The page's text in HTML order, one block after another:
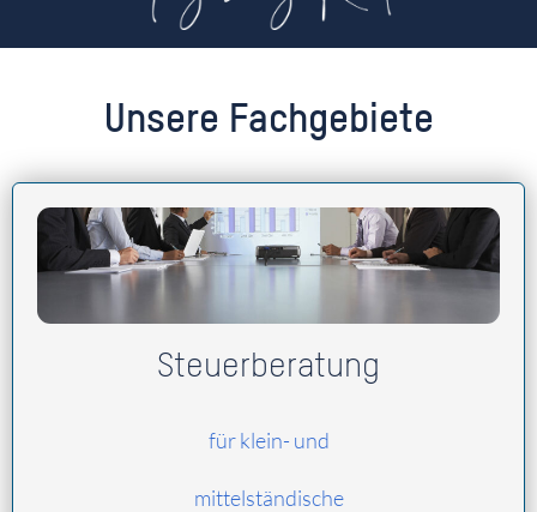
Unsere Fachgebiete
Steuerberatung
für klein- und
mittelständische